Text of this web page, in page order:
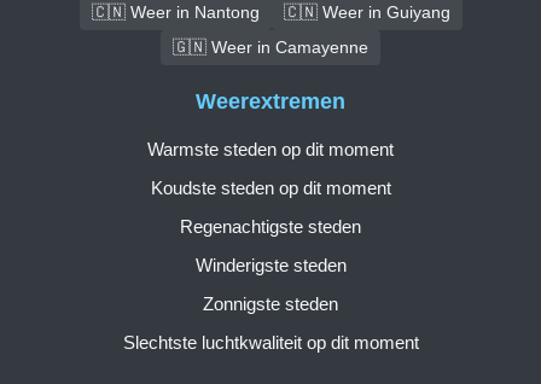
🇨🇳 Weer in Nantong
🇨🇳 Weer in Guiyang
🇬🇳 Weer in Camayenne
Weerextremen
Warmste steden op dit moment
Koudste steden op dit moment
Regenachtigste steden
Winderigste steden
Zonnigste steden
Slechtste luchtkwaliteit op dit moment